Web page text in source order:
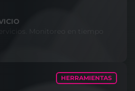
Monitoreo en tiempo
HERRAMIENTAS